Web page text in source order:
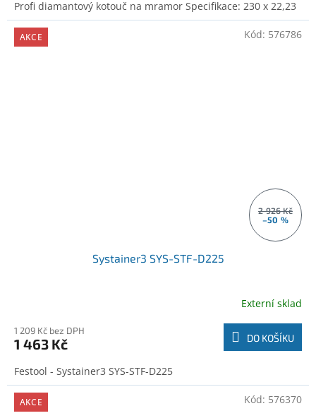
Profi diamantový kotouč na mramor Specifikace: 230 x 22,23
AKCE
2 926 Kč
–50 %
Systainer3 SYS-STF-D225
Externí sklad
1 209 Kč bez DPH
1 463 Kč DO KOŠÍKU
Festool - Systainer3 SYS-STF-D225
Kód: 576786
AKCE Kód: 576370